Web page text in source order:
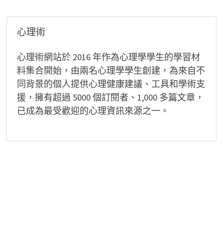
心理術
心理術網站於 2016 年作為心理學學生的學習材
料集合開始，由兩名心理學學生創建，為來自不
同背景的個人提供心理健康建議、工具和學術支
援，擁有超過 5000 個訂閱者、1,000 多篇文章，
已成為最受歡迎的心理資訊來源之一。